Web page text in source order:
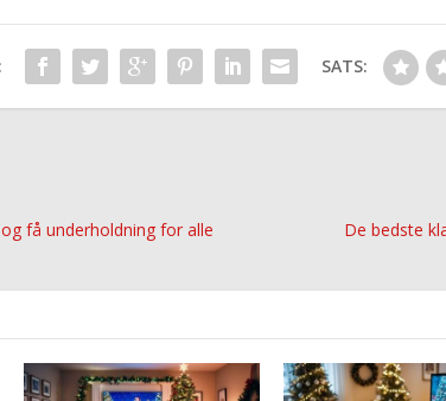
SATS:
få underholdning for alle
De bedste